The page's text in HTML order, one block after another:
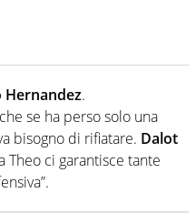
Hernandez.
se ha perso solo una
bisogno di rifiatare. Dalot
Theo ci garantisce tante